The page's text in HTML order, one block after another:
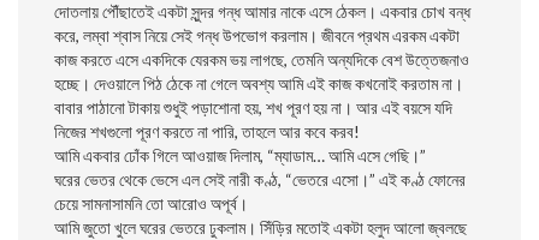
দোতলায় পৌঁছাতেই একটা সুন্দর গন্ধ আমার নাকে এসে ঠেকল। একবার চোখ বন্ধ
করে, লম্বা শ্বাস নিয়ে সেই গন্ধ উপভোগ করলাম। জীবনে প্রথম এরকম একটা
কাজ করতে এসে একদিকে যেরকম ভয় লাগছে, তেমনি অন্যদিকে বেশ উত্তেজনাও
হচ্ছে। দেওয়ালে পিঠ ঠেকে না গেলে অবশ্য আমি এই কাজ কখনোই করতাম না।
বাবার পাঠানো টাকায় শুধুই পড়াশোনা হয়, শখ পূরণ হয় না। আর এই বয়সে যদি
নিজের শখগুলো পূরণ করতে না পারি, তাহলে আর কবে করব!
আমি একবার ঢোঁক গিলে আওয়াজ দিলাম, “ম্যাডাম… আমি এসে গেছি।”
ঘরের ভেতর থেকে ভেসে এল সেই নারী কণ্ঠ, “ভেতরে এসো।” এই কণ্ঠ ফোনের
চেয়ে সামনাসামনি তো আরোও অপূর্ব।
আমি জুতো খুলে ঘরের ভেতরে ঢুকলাম। সিঁড়ির মতোই একটা হলুদ আলো জ্বলছে